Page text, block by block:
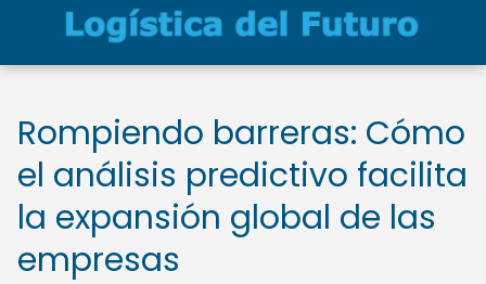
Rompiendo barreras: Cómo
el análisis predictivo facilita
la expansión global de las
empresas